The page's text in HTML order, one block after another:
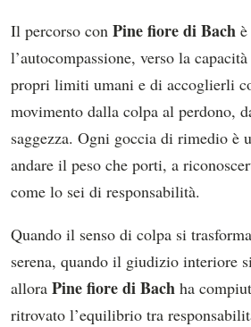
Il percorso con Pine fiore di Bach
l’autocompassione, verso la
propri limiti umani e di accoglierli
movimento dalla colpa al perdono,
saggezza. Ogni goccia di rimedio è
andare il peso che porti, a
come lo sei di responsabilità.
Quando il senso di colpa si
serena, quando il giudizio interiore
allora Pine fiore di Bach ha
ritrovato l’equilibrio tra